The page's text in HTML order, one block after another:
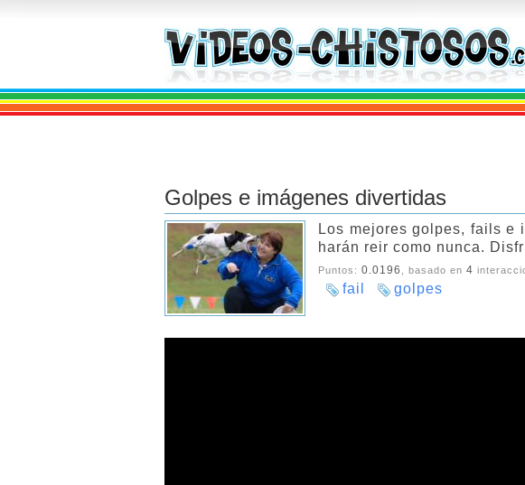
Golpes e imágenes divertidas
Los mejores golpes, fails e
harán reir como nunca.
Puntos: 0.0196 , basado en 4
fail golpes